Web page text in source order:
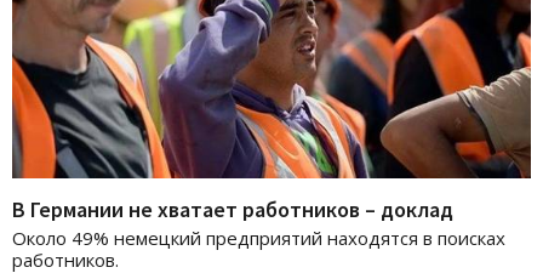
В Германии не хватает работников – доклад
Около 49% немецкий предприятий находятся в поисках
работников.